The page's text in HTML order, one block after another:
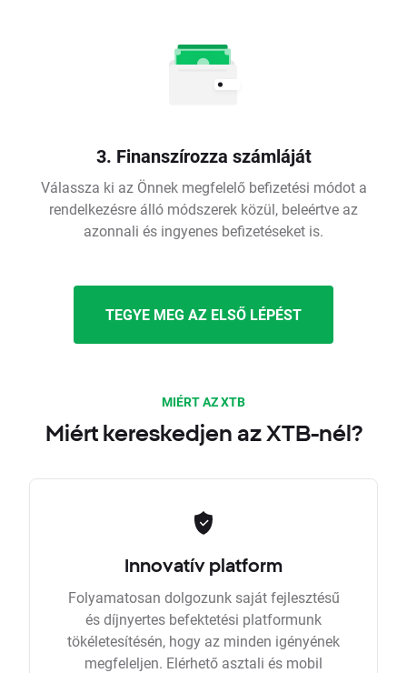
3. Finanszírozza számláját
Válassza ki az Önnek megfelelő befizetési módot a
rendelkezésre álló módszerek közül, beleértve az
azonnali és ingyenes befizetéseket is.
TEGYE MEG AZ ELSŐ LÉPÉST
MIÉRT AZ XTB
Miért kereskedjen az XTB-nél?
Innovatív platform
Folyamatosan dolgozunk saját fejlesztésű
és díjnyertes befektetési platformunk
tökéletesítésén, hogy az minden igényének
megfeleljen. Elérhető asztali és mobil